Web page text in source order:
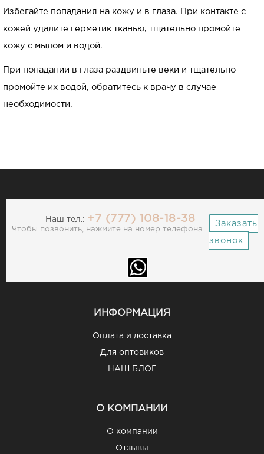
Избегайте попадания на кожу и в глаза. При контакте с
кожей удалите герметик тканью, тщательно промойте
кожу с мылом и водой.
При попадании в глаза раздвиньте веки и тщательно
промойте их водой, обратитесь к врачу в случае
необходимости.
Наш тел.: +7 (777) 108-18-38
Чтобы позвонить, нажмите на номер телефона
Заказать
звонок
ИНФОРМАЦИЯ
Оплата и доставка
Для оптовиков
НАШ БЛОГ
О КОМПАНИИ
О компании
Отзывы